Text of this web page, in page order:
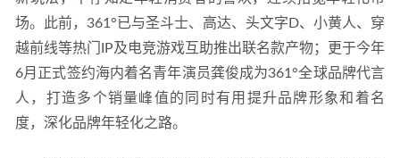
场。此前，361°已与圣斗士、高达、头文字D、小黄人、穿
越前线等热门IP及电竞游戏互助推出联名款产物；更于今年
6月正式签约海内着名青年演员龚俊成为361°全球品牌代言
人，打造多个销量峰值的同时有用提升品牌形象和着名
度，深化品牌年轻化之路。